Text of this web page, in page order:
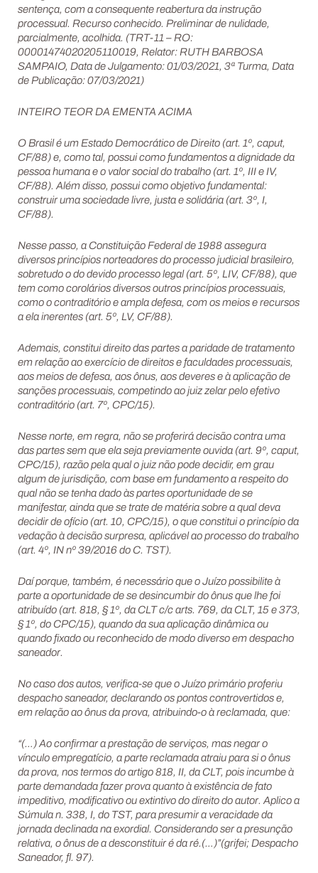
sentença, com a consequente reabertura da instrução
processual. Recurso conhecido. Preliminar de nulidade,
parcialmente, acolhida. (TRT-11 – RO:
00001474020205110019, Relator: RUTH BARBOSA
SAMPAIO, Data de Julgamento: 01/03/2021, 3ª Turma, Data
de Publicação: 07/03/2021)
INTEIRO TEOR DA EMENTA ACIMA
O Brasil é um Estado Democrático de Direito (art. 1º, caput,
CF/88) e, como tal, possui como fundamentos a dignidade da
pessoa humana e o valor social do trabalho (art. 1º, III e IV,
CF/88). Além disso, possui como objetivo fundamental:
construir uma sociedade livre, justa e solidária (art. 3º, I,
CF/88).
Nesse passo, a Constituição Federal de 1988 assegura
diversos princípios norteadores do processo judicial brasileiro,
sobretudo o do devido processo legal (art. 5º, LIV, CF/88), que
tem como corolários diversos outros princípios processuais,
como o contraditório e ampla defesa, com os meios e recursos
a ela inerentes (art. 5º, LV, CF/88).
Ademais, constitui direito das partes a paridade de tratamento
em relação ao exercício de direitos e faculdades processuais,
aos meios de defesa, aos ônus, aos deveres e à aplicação de
sanções processuais, competindo ao juiz zelar pelo efetivo
contraditório (art. 7º, CPC/15).
Nesse norte, em regra, não se proferirá decisão contra uma
das partes sem que ela seja previamente ouvida (art. 9º, caput,
CPC/15), razão pela qual o juiz não pode decidir, em grau
algum de jurisdição, com base em fundamento a respeito do
qual não se tenha dado às partes oportunidade de se
manifestar, ainda que se trate de matéria sobre a qual deva
decidir de ofício (art. 10, CPC/15), o que constitui o princípio da
vedação à decisão surpresa, aplicável ao processo do trabalho
(art. 4º, IN nº 39/2016 do C. TST).
Daí porque, também, é necessário que o Juízo possibilite à
parte a oportunidade de se desincumbir do ônus que lhe foi
atribuído (art. 818, § 1º, da CLT c/c arts. 769, da CLT, 15 e 373,
§ 1º, do CPC/15), quando da sua aplicação dinâmica ou
quando fixado ou reconhecido de modo diverso em despacho
saneador.
No caso dos autos, verifica-se que o Juízo primário proferiu
despacho saneador, declarando os pontos controvertidos e,
em relação ao ônus da prova, atribuindo-o à reclamada, que:
“(…) Ao confirmar a prestação de serviços, mas negar o
vínculo empregatício, a parte reclamada atraiu para si o ônus
da prova, nos termos do artigo 818, II, da CLT, pois incumbe à
parte demandada fazer prova quanto à existência de fato
impeditivo, modificativo ou extintivo do direito do autor. Aplico a
Súmula n. 338, I, do TST, para presumir a veracidade da
jornada declinada na exordial. Considerando ser a presunção
relativa, o ônus de a desconstituir é da ré.(…)”(grifei; Despacho
Saneador, fl. 97).